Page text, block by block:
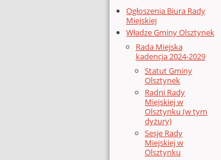
Ogłoszenia Biura Rady
Miejskiej
Władze Gminy Olsztynek
Rada Miejska
kadencja 2024-2029
Statut Gminy
Olsztynek
Radni Rady
Miejskiej w
Olsztynku (w tym
dyżury)
Sesje Rady
Miejskiej w
Olsztynku